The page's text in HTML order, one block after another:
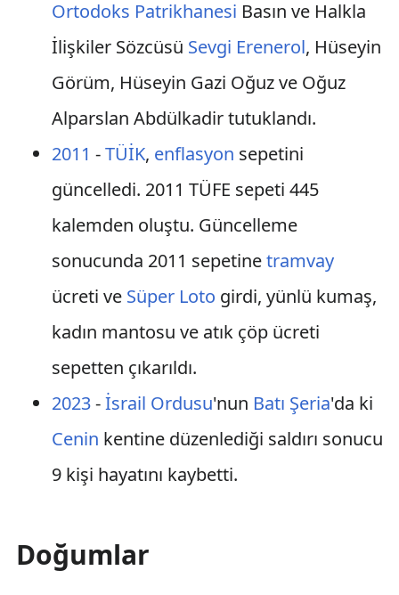
Ortodoks Patrikhanesi Basın ve Halkla
İlişkiler Sözcüsü Sevgi Erenerol, Hüseyin
Görüm, Hüseyin Gazi Oğuz ve Oğuz
Alparslan Abdülkadir tutuklandı.
2011 -TÜİK, enflasyon sepetini
güncelledi. 2011 TÜFE sepeti 445
kalemden oluştu. Güncelleme
sonucunda 2011 sepetinetramvay
ücreti ve Süper Loto girdi, yünlü kumaş,
kadın mantosu ve atık çöp ücreti
sepetten çıkarıldı.
2023-İsrail Ordusu'nun Batı Şeria'da ki
Cenin kentine düzenlediği saldırı sonucu
9 kişi hayatını kaybetti.
Doğumlar